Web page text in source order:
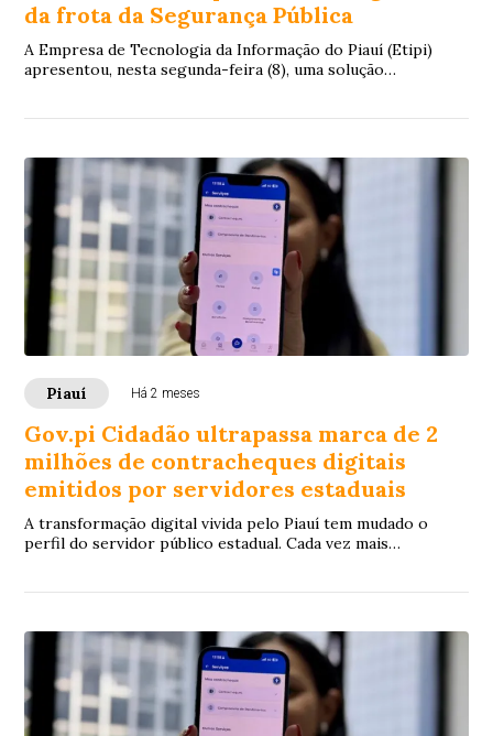
da frota da Segurança Pública
A Empresa de Tecnologia da Informação do Piauí (Etipi)
apresentou, nesta segunda-feira (8), uma solução
Piauí Há 2 meses
Gov.pi Cidadão ultrapassa marca de 2
milhões de contracheques digitais
emitidos por servidores estaduais
A transformação digital vivida pelo Piauí tem mudado o
perfil do servidor público estadual. Cada vez mais